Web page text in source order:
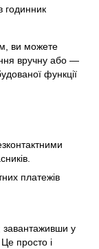
ви можете
вручну або —
функції
завантаживши у
просто і